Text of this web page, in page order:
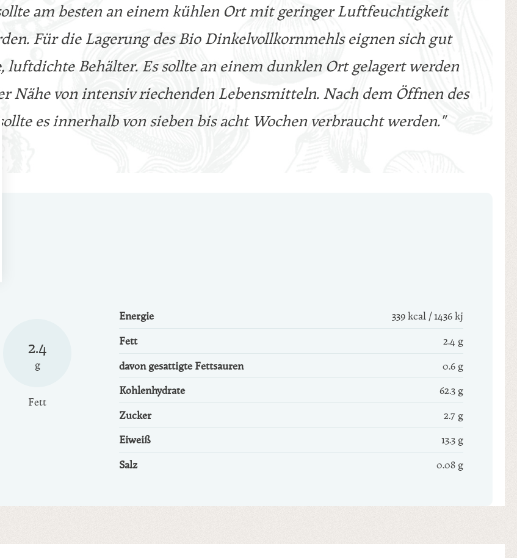
am besten an einem kühlen Ort mit geringer Luftfeuchtigkeit
Für die Lagerung des Bio Dinkelvollkornmehls eignen sich gut
luftdichte Behälter. Es sollte an einem dunklen Ort gelagert werden
Nähe von intensiv riechenden Lebensmitteln. Nach dem Öffnen des
es innerhalb von sieben bis acht Wochen verbraucht werden."
2.4
g
Fett
Energie
339 kcal / 1436 kj
Fett
2.4 g
davon gesättigte Fettsäuren
0.6 g
Kohlenhydrate
62.3 g
Zucker
2.7 g
Eiweiß
13.3 g
Salz
0.08 g